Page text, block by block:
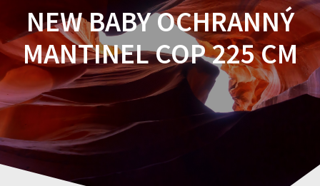
NEW BABY OCHRANNÝ
MANTINEL COP 225 CM